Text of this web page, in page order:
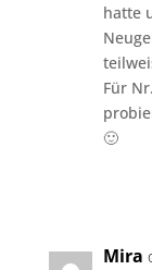
hatte
Für
🙂
Mira